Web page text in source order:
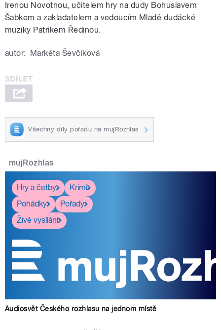
Irenou Novotnou, učitelem hry na dudy Bohuslavem
Šabkem a zakladatelem a vedoucím Mladé dudácké
muziky Patrikem Ředinou.
autor: Markéta Ševčíková
Všechny díly pořadu na mujRozhlas
mujRozhlas
Hry a četby
Krimi
Pohádky
Pořady
Živé vysílání
Audiosvět Českého rozhlasu na jednom místě